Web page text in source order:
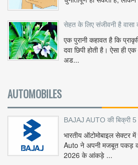
सेहत के लिए संजीवनी है वासा
एक पुरानी कहावत है कि
दवा छिपी होती है। ऐसा ही
अड...
AUTOMOBILES
BAJAJ AUTO की बिक्री
भारतीय ऑटोमोबाइल सेक्टर
Auto ने अपनी मजबूत पकड़
2026 के आंकड़े ...